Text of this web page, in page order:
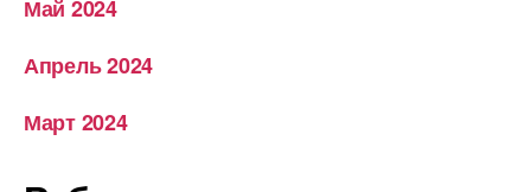
Май 2024
Апрель 2024
Март 2024